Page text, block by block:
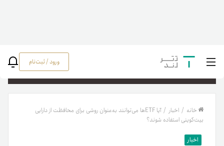
ورود / ثبت‌نام
خانه / اخبار /
آیا ETFها می‌توانند به‌عنوان روشی برای محافظت از دارایی
بیت‌کوینی استفاده شوند؟
اخبار